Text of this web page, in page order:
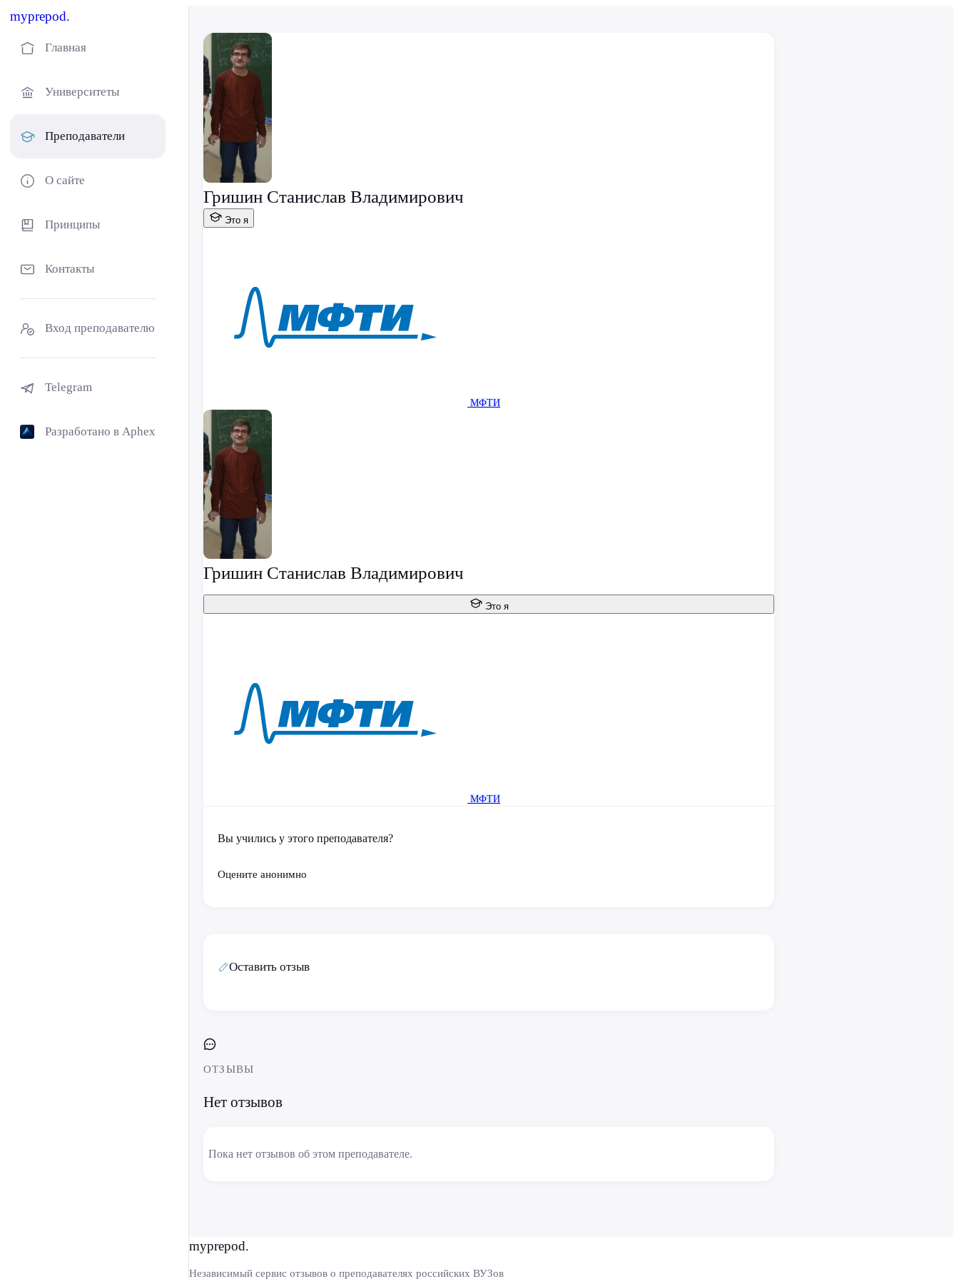
myprepod.
Главная
Университеты
Преподаватели
О сайте
Принципы
Контакты
Вход преподавателю
Telegram
Разработано в Aphex
Гришин Станислав Владимирович
Это я
МФТИ
Гришин Станислав Владимирович
Это я
МФТИ
Вы учились у этого преподавателя?
Оцените анонимно
Оставить отзыв
ОТЗЫВЫ
Нет отзывов
Пока нет отзывов об этом преподавателе.
myprepod.
Независимый сервис отзывов о преподавателях российских ВУЗов